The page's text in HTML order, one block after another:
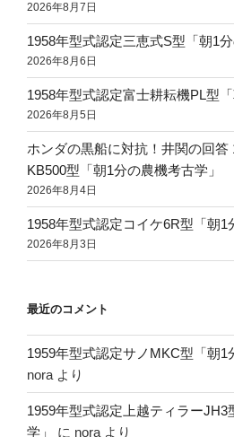
動
で
し
た”
の
2026年8月7日
1958年型式認定三恵式S型「朝1分
2026年8月6日
1958年型式認定富士耕耘機PL型
2026年8月5日
ホンダの黒船に対抗！井関の回答
KB500型「朝1分の農機考古学」
2026年8月4日
1958年型式認定コイケ6R型「朝1
2026年8月3日
最近のコメント
1959年型式認定サノMKC型「朝1
nora より
1959年型式認定上越ティラーJH3
学」
に nora より